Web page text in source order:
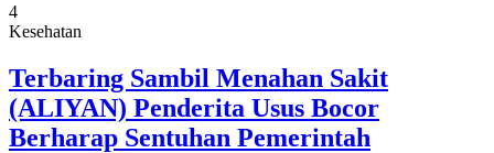
4
Kesehatan
Terbaring Sambil Menahan Sakit
(ALIYAN) Penderita Usus Bocor
Berharap Sentuhan Pemerintah